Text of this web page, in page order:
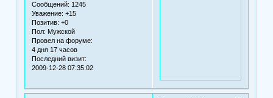
Сообщений: 1245
Уважение: +15
Позитив: +0
Пол: Мужской
Провел на форуме:
4 дня 17 часов
Последний визит:
2009-12-28 07:35:02